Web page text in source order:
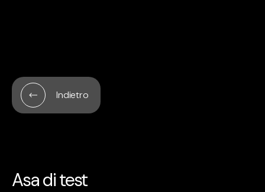
Indietro
Asa di test